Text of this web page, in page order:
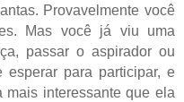
Provavelmente você
Mas você já viu uma
passar o aspirador ou
para participar, e
interessante que ela